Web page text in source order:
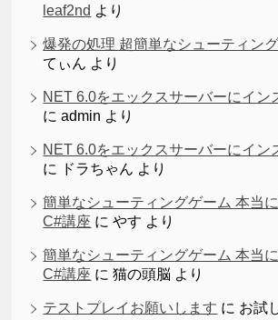
leaf2nd より
爆発の処理 超簡単なシューティン
てぃん より
NET 6.0をエックスサーバーにイン
にadmin より
NET 6.0をエックスサーバーにイン
に
ドラちゃん より
簡単なシューティングゲーム 本当
C#講座 にやす より
簡単なシューティングゲーム 本当
C#講座 に猫の頭脳 より
テストプレイお願いします に お試